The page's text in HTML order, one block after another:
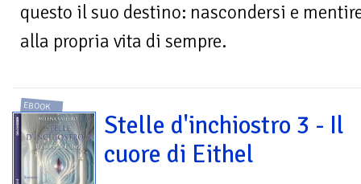
questo il suo destino: nascondersi e
alla propria vita di sempre.
EBOOK
Stelle d'inchiostro 3 - Il
cuore di Eithel